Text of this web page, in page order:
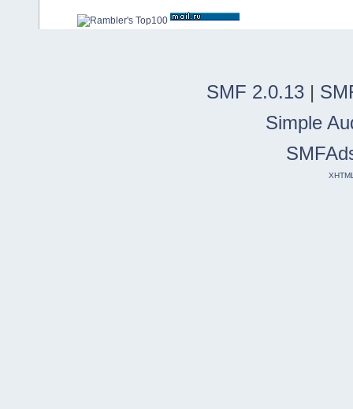
SMF 2.0.13 |
Simple